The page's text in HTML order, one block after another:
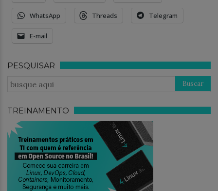
WhatsApp Threads Telegram
E-mail
PESQUISAR
TREINAMENTO